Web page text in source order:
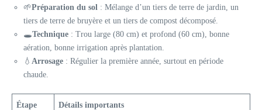
🌱Préparation du sol : Mélange d’un tiers de terre de jardin, un
tiers de terre de bruyère et un tiers de compost décomposé.
🕳️Technique : Trou large (80 cm) et profond (60 cm), bonne
aération, bonne irrigation après plantation.
💧 Arrosage : Régulier la première année, surtout en période
chaude.
Étape Détails importants